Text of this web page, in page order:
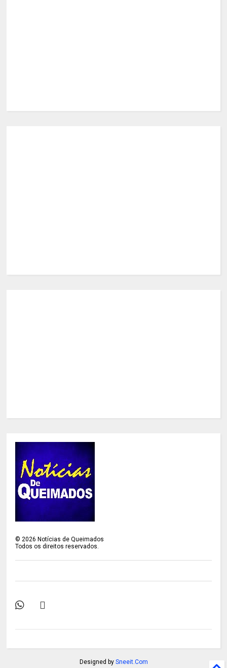
©2026 Notícias de Queimados
Todos os direitos reservados.
Designed by Sneeit.Com